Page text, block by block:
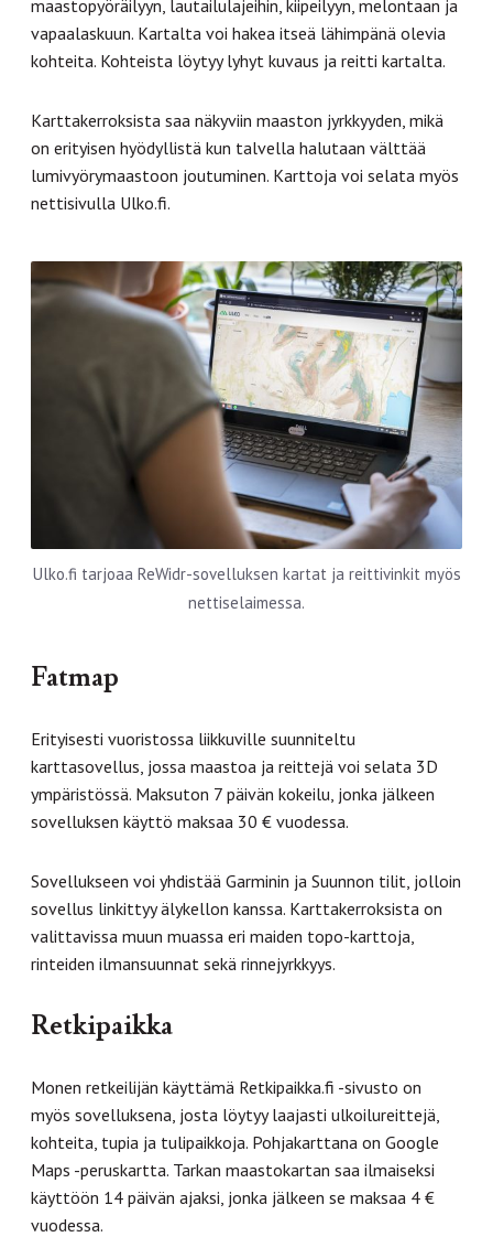
maastopyöräilyyn, lautailulajeihin, kiipeilyyn, melontaan ja
vapaalaskuun. Kartalta voi hakea itseä lähimpänä olevia
kohteita. Kohteista löytyy lyhyt kuvaus ja reitti kartalta.
Karttakerroksista saa näkyviin maaston jyrkkyyden, mikä
on erityisen hyödyllistä kun talvella halutaan välttää
lumivyörymaastoon joutuminen. Karttoja voi selata myös
nettisivulla Ulko.fi.
Ulko.fi tarjoaa ReWidr-sovelluksen kartat ja reittivinkit myös
nettiselaimessa.
Fatmap
Erityisesti vuoristossa liikkuville suunniteltu
karttasovellus, jossa maastoa ja reittejä voi selata 3D
ympäristössä. Maksuton 7 päivän kokeilu, jonka jälkeen
sovelluksen käyttö maksaa 30 € vuodessa.
Sovellukseen voi yhdistää Garminin ja Suunnon tilit, jolloin
sovellus linkittyy älykellon kanssa. Karttakerroksista on
valittavissa muun muassa eri maiden topo-karttoja,
rinteiden ilmansuunnat sekä rinnejyrkkyys.
Retkipaikka
Monen retkeilijän käyttämä Retkipaikka.fi -sivusto on
myös sovelluksena, josta löytyy laajasti ulkoilureittejä,
kohteita, tupia ja tulipaikkoja. Pohjakarttana on Google
Maps -peruskartta. Tarkan maastokartan saa ilmaiseksi
käyttöön 14 päivän ajaksi, jonka jälkeen se maksaa 4 €
vuodessa.